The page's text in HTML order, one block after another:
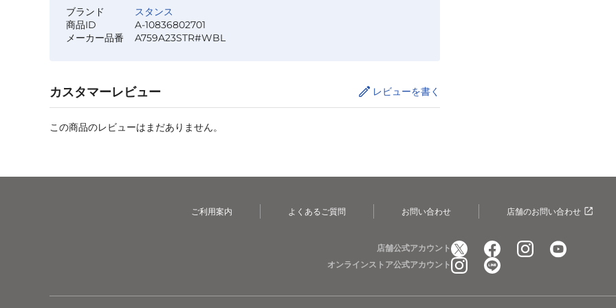
ブランド
スタンス
商品ID
A-10836802701
メーカー品番
A759A23STR#WBL
カスタマーレビュー レビューを書く
この商品のレビューはまだありません。
ご利用案内 よくあるご質問 お問い合わせ 店舗のお問い合わせ
店舗公式アカウント
オンラインストア公式アカウント